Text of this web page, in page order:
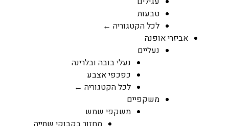
טבעות
לכל הקטגוריה ←
אביזרי אופנה
נעליים
נעלי בובה ובלרינה
כפכפי אצבע
לכל הקטגוריה ←
משקפיים
משקפי שמש